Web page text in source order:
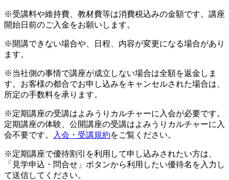
※受講料や維持費、教材費等は消費税込みの金額です。講座
開始日前のご入金をお願いします。
※開講できない場合や、日程、内容が変更になる場合があり
ます。
※当社側の事情で講座が成立しない場合は全額を返金しま
す。お客様の都合でお申し込みをキャンセルされた場合は、
所定の手数料を承ります。
※定期講座の受講はよみうりカルチャーに入会が必要です。
定期講座の体験、公開講座の受講はよみうりカルチャーに入
会不要です。
入会・受講規約をご覧ください。
※定期講座で優待割引を利用して申し込みされたい方は、
「見学申込・問合せ」ボタンから利用したい優待名を入力し
て送信してください。